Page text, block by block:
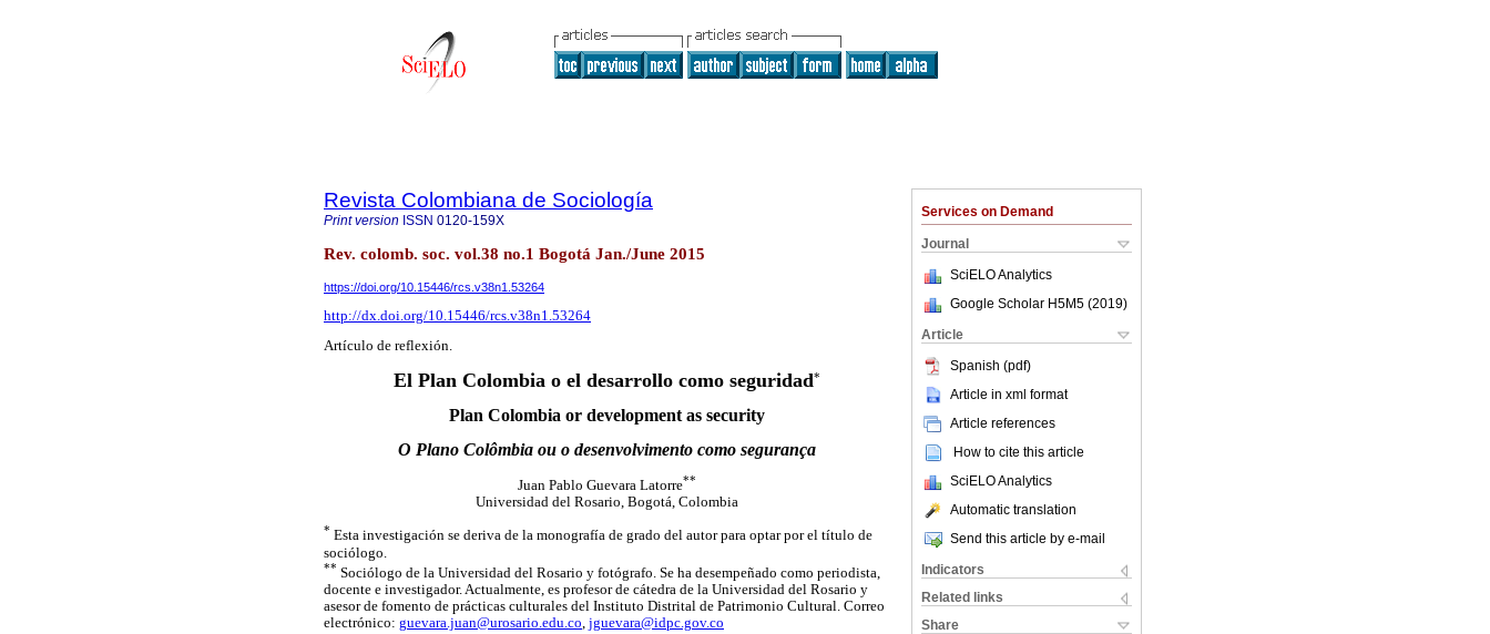
Services on Demand
Journal
SciELO Analytics
Google Scholar H5M5 (2019)
Article
Spanish (pdf)
Article in xml format
Article references
How to cite this article
SciELO Analytics
Automatic translation
Send this article by e-mail
Indicators
Related links
Share
Revista Colombiana de Sociología
Print version ISSN 0120-159X
Rev. colomb. soc. vol.38 no.1 Bogotá Jan./June 2015
https://doi.org/10.15446/rcs.v38n1.53264
http://dx.doi.org/10.15446/rcs.v38n1.53264
Artículo de reflexión.
El Plan Colombia o el desarrollo como seguridad*
Plan Colombia or development as security
O Plano Colômbia ou o desenvolvimento como segurança
Juan Pablo Guevara Latorre**
Universidad del Rosario, Bogotá, Colombia
* Esta investigación se deriva de la monografía de grado del autor para optar por el título de
sociólogo.
** Sociólogo de la Universidad del Rosario y fotógrafo. Se ha desempeñado como periodista,
docente e investigador. Actualmente, es profesor de cátedra de la Universidad del Rosario y
asesor de fomento de prácticas culturales del Instituto Distrital de Patrimonio Cultural. Correo
electrónico: guevara.juan@urosario.edu.co jguevara@idpc.gov.co